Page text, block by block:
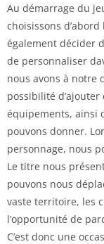
Au démarrage du
choisissons
également décider
de personnaliser
nous avons à notre
possibilité
équipements, ainsi
pouvons donner.
personnage, nous
Le titre nous
pouvons nous
vaste territoire, les
l’opportunité de
C’est donc une